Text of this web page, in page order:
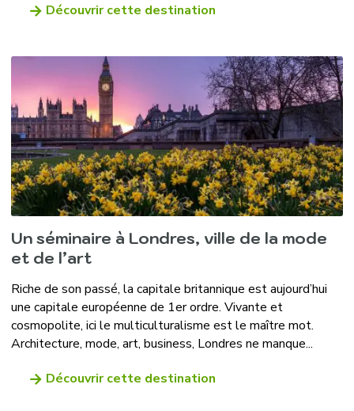
Découvrir cette destination
Un séminaire à Londres, ville de la mode
et de l’art
Riche de son passé, la capitale britannique est aujourd’hui
une capitale européenne de 1er ordre. Vivante et
cosmopolite, ici le multiculturalisme est le maître mot.
Architecture, mode, art, business, Londres ne manque...
Découvrir cette destination